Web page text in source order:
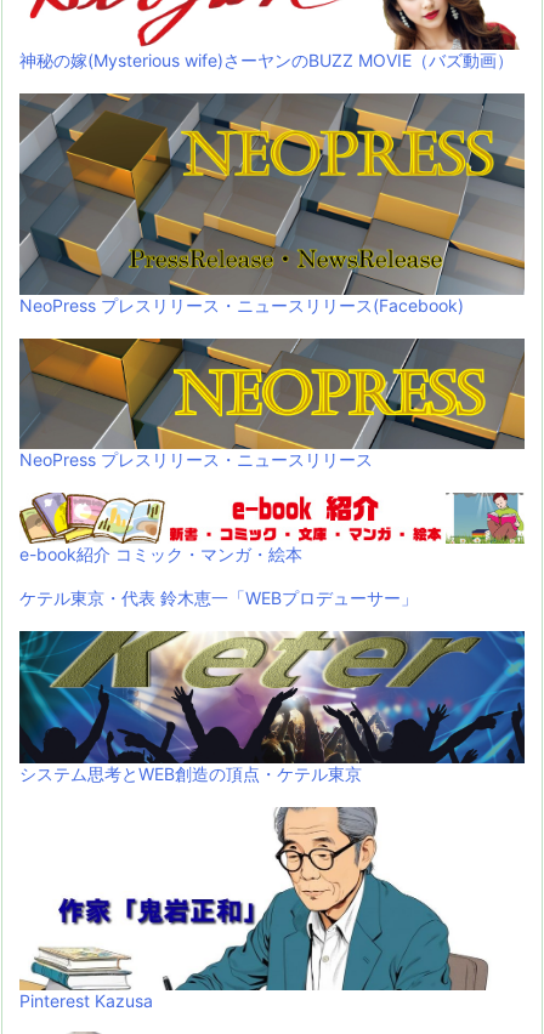
神秘の嫁(Mysterious wife)さーヤンのBUZZ MOVIE（バズ動画）
NeoPress プレスリリース・ニュースリリース(Facebook)
NeoPress プレスリリース・ニュースリリース
e-book紹介 コミック・マンガ・絵本
ケテル東京・代表 鈴木恵一「WEBプロデューサー」
システム思考とWEB創造の頂点・ケテル東京
Pinterest Kazusa